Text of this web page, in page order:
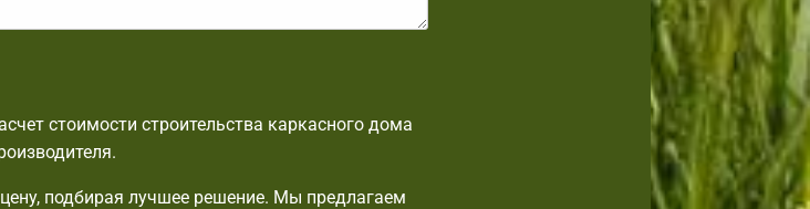
стоимости строительства каркасного дома
подбирая лучшее решение. Мы предлагаем